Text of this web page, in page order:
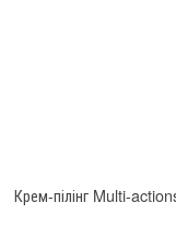
Крем-пілінг Multi-